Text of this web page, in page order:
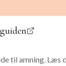
til amning. Læs